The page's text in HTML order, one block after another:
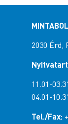
2030 Érd,
11.01-
04.01-
Tel./Fax: